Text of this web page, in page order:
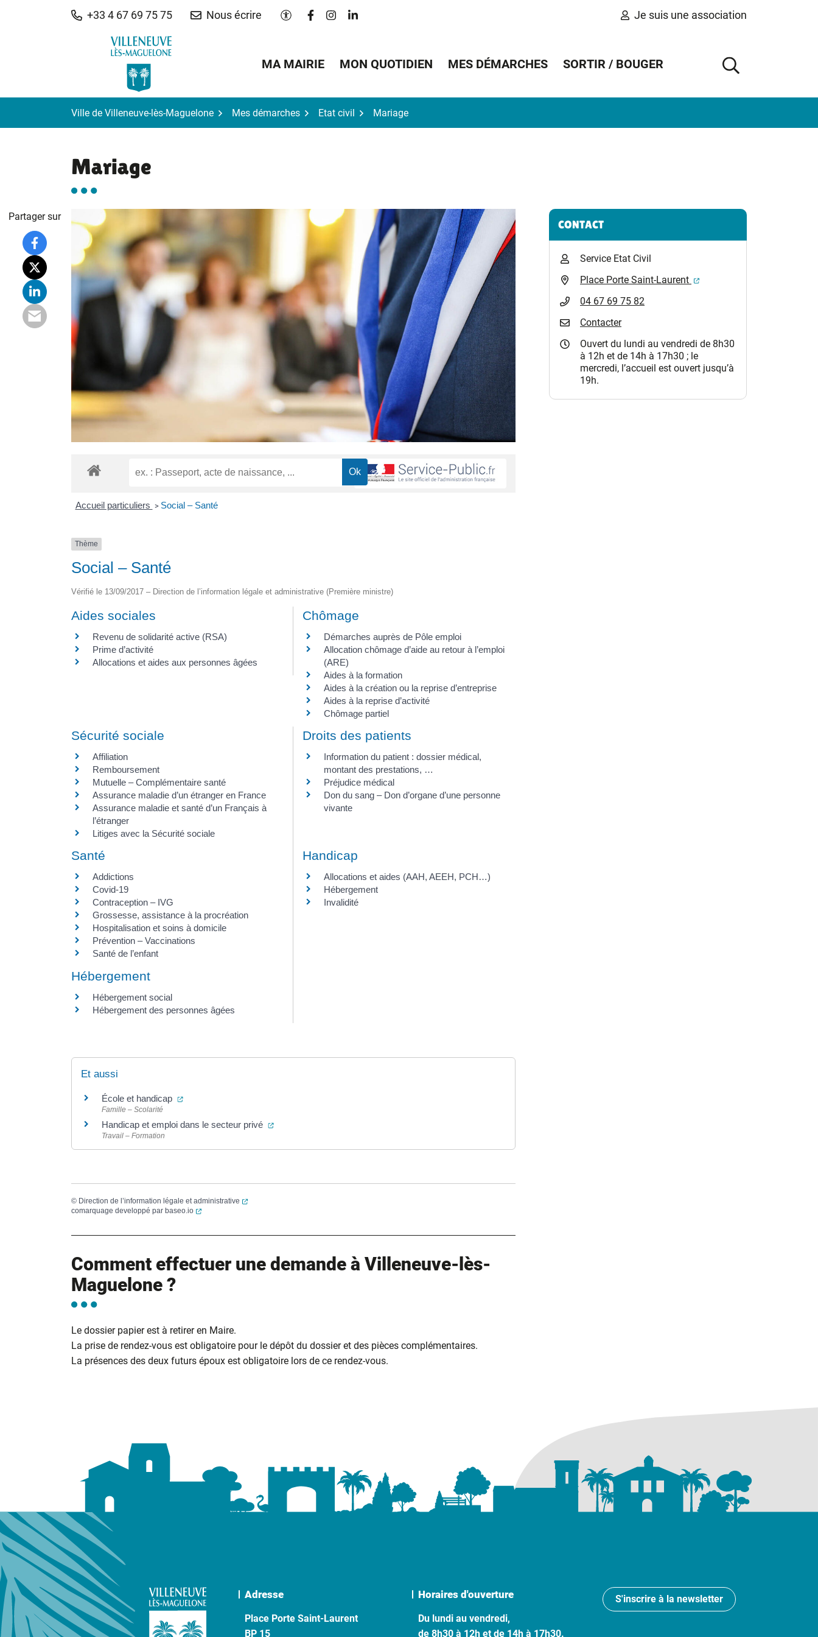
+33 4 67 69 75 75 Nous écrire Paramètres d'accessibilité
Lien vers le compte Facebook
Lien vers le compte Instagram
Lien vers le compte Linkedin Je suis une association
MA MAIRIE MON QUOTIDIEN MES DÉMARCHES SORTIR / BOUGER
AFFICHER
Ville de Villeneuve-lès-Maguelone Mes démarches Etat civil Mariage
Mariage
Accueil particuliers > Social – Santé
Thème
Social – Santé
Vérifié le 13/09/2017 – Direction de l’information légale et administrative (Première ministre)
Aides sociales
Revenu de solidarité active (RSA)
Prime d’activité
Allocations et aides aux personnes âgées
Chômage
Démarches auprès de Pôle emploi
Allocation chômage d’aide au retour à l’emploi
(ARE)
Aides à la formation
Aides à la création ou la reprise d’entreprise
Aides à la reprise d’activité
Chômage partiel
Sécurité sociale
Affiliation
Remboursement
Mutuelle – Complémentaire santé
Assurance maladie d’un étranger en France
Assurance maladie et santé d’un Français à
l’étranger
Litiges avec la Sécurité sociale
Droits des patients
Information du patient : dossier médical,
montant des prestations, …
Préjudice médical
Don du sang – Don d’organe d’une personne
vivante
Santé
Addictions
Covid-19
Contraception – IVG
Grossesse, assistance à la procréation
Hospitalisation et soins à domicile
Prévention – Vaccinations
Santé de l’enfant
Handicap
Allocations et aides (AAH, AEEH, PCH…)
Hébergement
Invalidité
Hébergement
Hébergement social
Hébergement des personnes âgées
Et aussi
École et handicap (ouverture dans un nouvel onglet)
Famille – Scolarité
Handicap et emploi dans le secteur privé (ouverture dans un nouvel onglet)
Travail – Formation
© Direction de l’information légale et administrative
(ouverture dans un nouvel onglet)
comarquage developpé par baseo.io (ouverture dans un nouvel onglet)
Comment effectuer une demande à Villeneuve-lès-
Maguelone ?
Le dossier papier est à retirer en Maire.
La prise de rendez-vous est obligatoire pour le dépôt du dossier et des pièces complémentaires.
La présences des deux futurs époux est obligatoire lors de ce rendez-vous.
Partager sur Informations complémentaires
CONTACT
Service Etat Civil
Place Porte Saint-Laurent
(ouverture dans un nouvel
04 67 69 75 82
Contacter
Ouvert du lundi au vendredi de 8h30
à 12h et de 14h à 17h30 ; le
mercredi, l’accueil est ouvert jusqu’à
19h.
Adresse
Place Porte Saint-Laurent
BP 15
Horaires d'ouverture
Du lundi au vendredi,
de 8h30 à 12h et de 14h à 17h30.
S'inscrire à la newsletter